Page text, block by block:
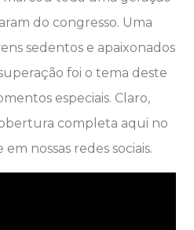
do congresso. Uma
sedentos e apaixonados
foi o tema deste
especiais. Claro,
completa aqui no
nossas redes sociais.